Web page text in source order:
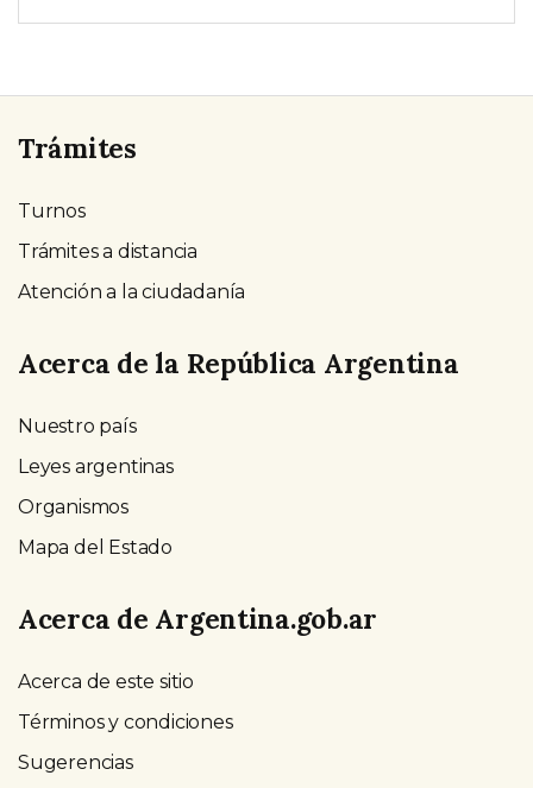
Trámites
Turnos
Trámites a distancia
Atención a la ciudadanía
Acerca de la República Argentina
Nuestro país
Leyes argentinas
Organismos
Mapa del Estado
Acerca de Argentina.gob.ar
Acerca de este sitio
Términos y condiciones
Sugerencias